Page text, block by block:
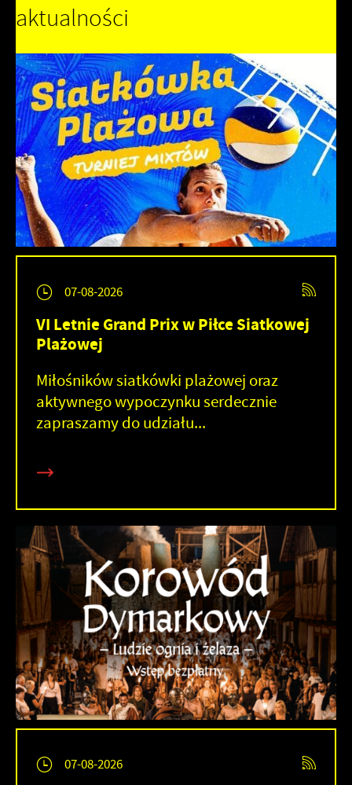
aktualności
07-08-2026
VI Letnie Grand Prix w Piłce Siatkowej
Plażowej
Miłośników siatkówki plażowej oraz
aktywnego wypoczynku serdecznie
zapraszamy do udziału...
07-08-2026